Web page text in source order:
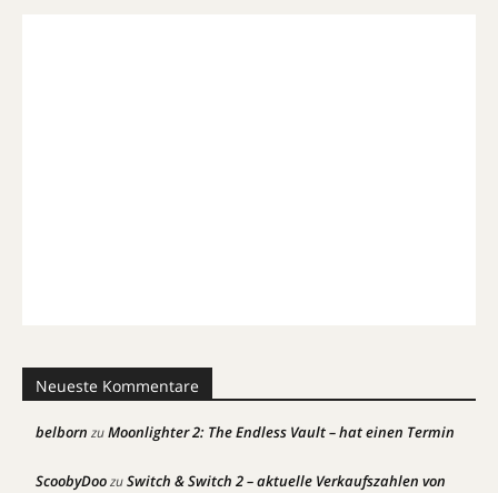
Neueste Kommentare
belborn zuMoonlighter 2: The Endless Vault – hat einen Termin
ScoobyDoozuSwitch & Switch 2 – aktuelle Verkaufszahlen von